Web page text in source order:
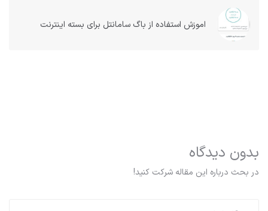
اموزش استفاده از باگ سامانتل برای بسته اینترنت
بدون دیدگاه
در بحث درباره این مقاله شرکت کنید!